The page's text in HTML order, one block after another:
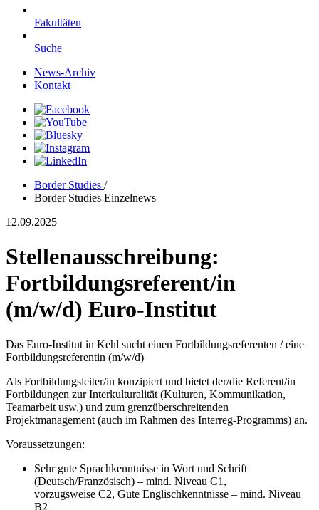
Fakultäten
Suche
News-Archiv
Kontakt
Border Studies /
Border Studies Einzelnews
12.09.2025
Stellenausschreibung:
Fortbildungsreferent/in
(m/w/d) Euro-Institut
Das Euro-Institut in Kehl sucht einen Fortbildungsreferenten / eine
Fortbildungsreferentin (m/w/d)
Als Fortbildungsleiter/in konzipiert und bietet der/die Referent/in
Fortbildungen zur Interkulturalität (Kulturen, Kommunikation,
Teamarbeit usw.) und zum grenzüberschreitenden
Projektmanagement (auch im Rahmen des Interreg-Programms) an.
Voraussetzungen:
Sehr gute Sprachkenntnisse in Wort und Schrift
(Deutsch/Französisch) – mind. Niveau C1,
vorzugsweise C2, Gute Englischkenntnisse – mind. Niveau
B2